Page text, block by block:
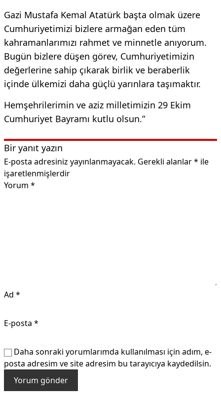
Gazi Mustafa Kemal Atatürk başta olmak üzere
Cumhuriyetimizi bizlere armağan eden tüm
kahramanlarımızı rahmet ve minnetle anıyorum.
Bugün bizlere düşen görev, Cumhuriyetimizin
değerlerine sahip çıkarak birlik ve beraberlik
içinde ülkemizi daha güçlü yarınlara taşımaktır.
Hemşehrilerimin ve aziz milletimizin 29 Ekim
Cumhuriyet Bayramı kutlu olsun.”
Bir yanıt yazın
E-posta adresiniz yayınlanmayacak. Gerekli alanlar* ile
işaretlenmişlerdir
Yorum *
Ad *
E-posta *
Daha sonraki yorumlarımda kullanılması için adım, e-
posta adresim ve site adresim bu tarayıcıya kaydedilsin.